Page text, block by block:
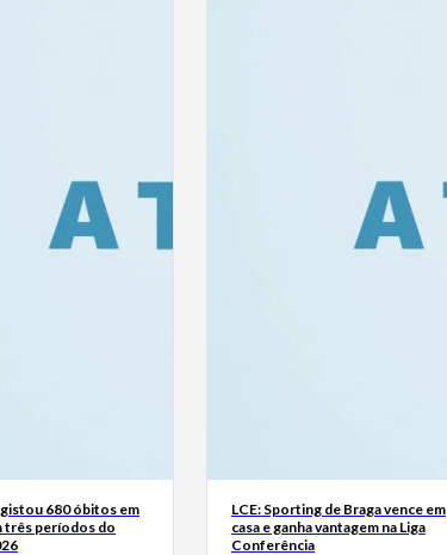
680 óbitos em
três períodos do
LCE: Sporting de Braga vence em
casa e ganha vantagem na Liga
Conferência